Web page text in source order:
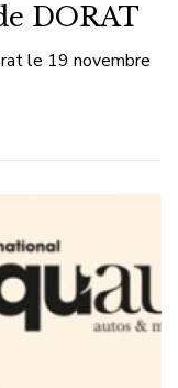
DORAT
le 19 novembre